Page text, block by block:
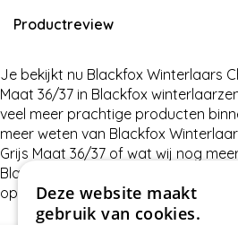
Productreview
Je bekijkt nu Blackfox Winterlaars
Maat 36/37 in Blackfox
veel meer prachtige producten
meer weten van Blackfox
Grijs Maat 36/37 of wat wij nog
Blackfox winterlaarzen, neem dan
op.
Deze website maakt
gebruik van cookies.